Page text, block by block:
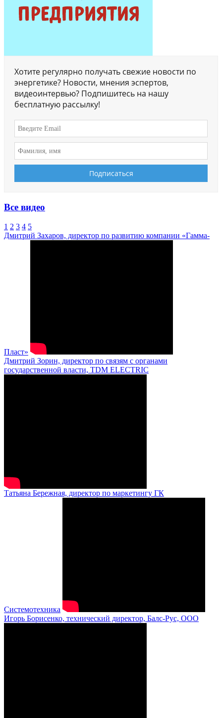
Хотите регулярно получать свежие новости по
энергетике? Новости, мнения эспертов,
видеоинтервью? Подпишитесь на нашу
бесплатную рассылку!
Все видео
1 2 3 4 5
Дмитрий Захаров, директор по развитию компании «Гамма-
Пласт»
Дмитрий Зорин, директор по связям с органами
государственной власти, TDM ELECTRIC
Татьяна Бережная, директор по маркетингу ГК
Системотехника
Игорь Борисенко, технический директор, Балс-Рус, ООО